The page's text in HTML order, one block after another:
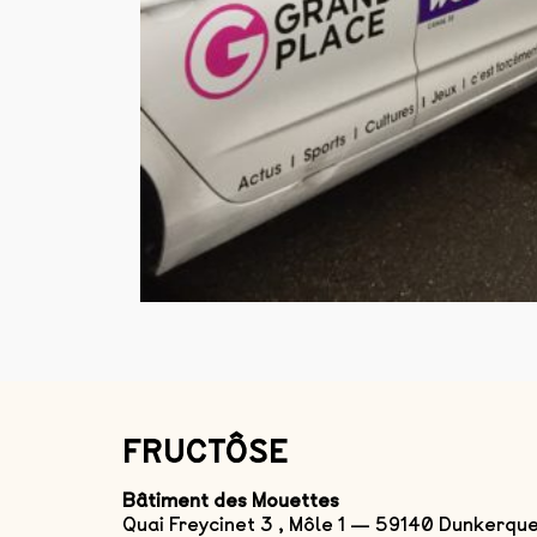
FRUCTÔSE
Bâtiment des Mouettes
Quai Freycinet 3 , Môle 1 — 59140